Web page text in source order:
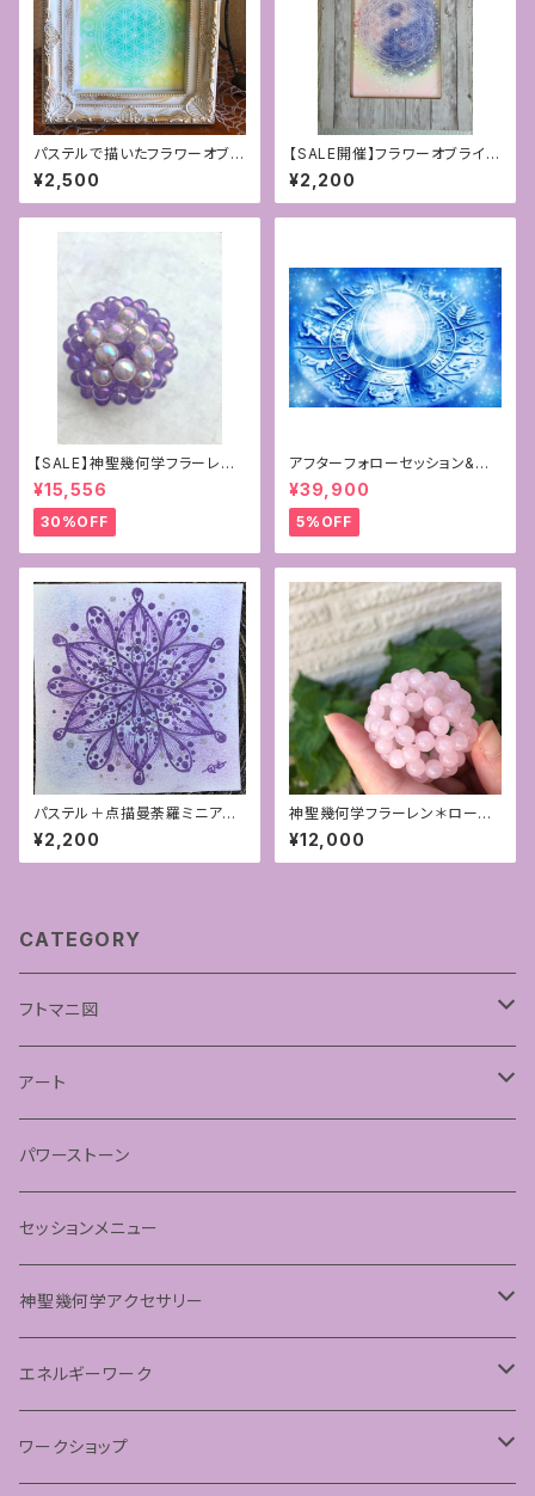
パステルで描いたフラワーオブラ
イフ ミニアート「新緑」
¥2,500
【SALE開催】フラワーオブライフ
1点モノ パステルと点描アート〜
陰陽融合〜
¥2,200
【SALE】神聖幾何学フラーレン~
パープルカルセドニー×ラベンダ
ーアメジスト10mm
¥15,556
30%OFF
アフターフォローセッション&サ
ポート付☆あなたの星と対話す
る占星術〜スターダイアログ®︎
プログラム〜
¥39,900
5%OFF
パステル＋点描曼荼羅ミニアー
ト
¥2,200
神聖幾何学フラーレン＊ローズ
クォーツ6mm
¥12,000
CATEGORY
フトマニ図
あわうた
アート
神聖幾何学フラワーオブライフ
神聖幾何学シードオブライフ
パステルマンダラアート
パワーストーン
セッションメニュー
神聖幾何学アクセサリー
ペンダント
エネルギーワーク
フラーレンプロテクション
ワークショップ